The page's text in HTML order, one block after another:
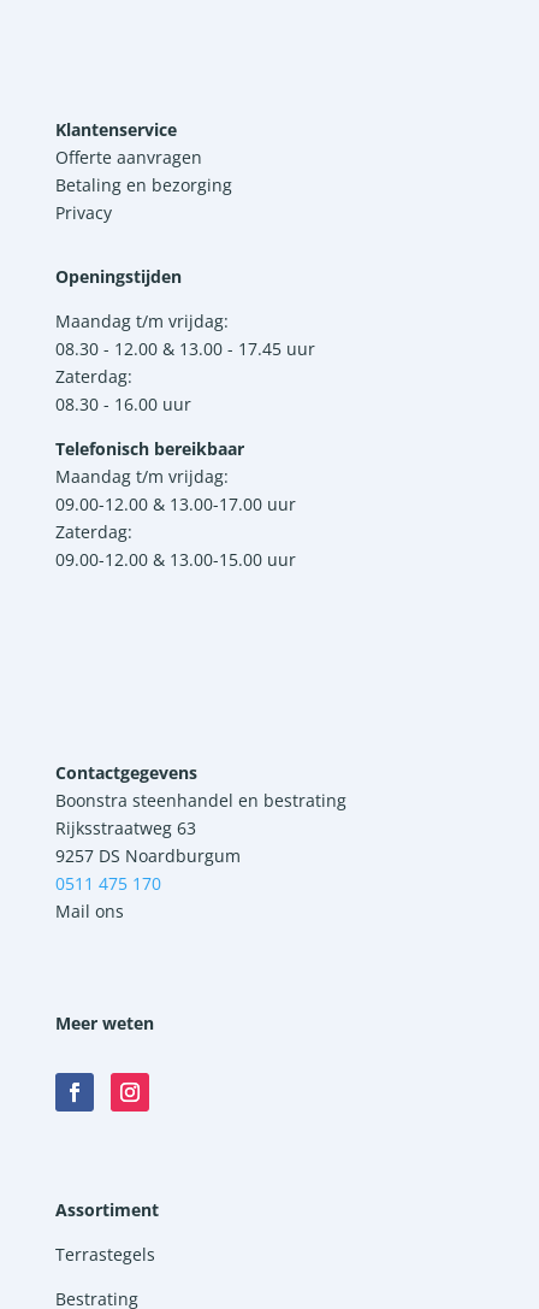
Klantenservice
Offerte aanvragen
Betaling en bezorging
Privacy
Openingstijden
Maandag t/m vrijdag:
08.30 - 12.00 & 13.00 - 17.45 uur
Zaterdag:
08.30 - 16.00 uur
Telefonisch bereikbaar
Maandag t/m vrijdag:
09.00-12.00 & 13.00-17.00 uur
Zaterdag:
09.00-12.00 & 13.00-15.00 uur
Contactgegevens
Boonstra steenhandel en bestrating
Rijksstraatweg 63
9257 DS Noardburgum
0511 475 170
Mail ons
Meer weten
Assortiment
Terrastegels
Bestrating